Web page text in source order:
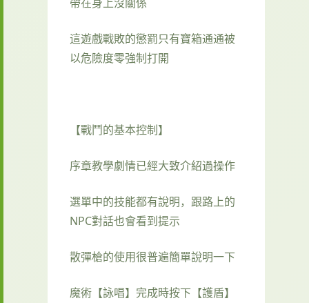
這遊戲戰敗的懲罰只有寶箱通通被
以危險度零強制打開
【戰鬥的基本控制】
序章教學劇情已經大致介紹過操作
選單中的技能都有說明，跟路上的
NPC對話也會看到提示
散彈槍的使用很普遍簡單說明一下
魔術【詠唱】完成時按下【護盾】